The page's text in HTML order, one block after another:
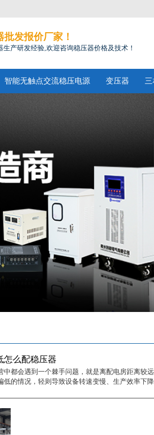
发报价厂家！
产研发经验,欢迎咨询稳压器价格及技术！
智能无触点交流稳压电源 变压器
怎么配稳压器
中都会遇到一个棘手问题，就是离配电房距离较
低的情况，轻则导致设备转速变慢、生产效率下